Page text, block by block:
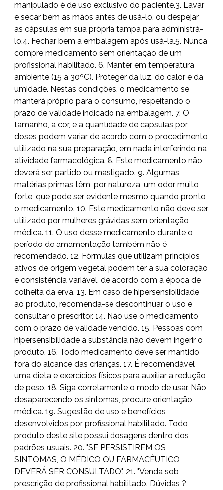
manipulado é de uso exclusivo do paciente.3. Lavar
e secar bem as mãos antes de usá-lo, ou despejar
as cápsulas em sua própria tampa para administrá-
lo.4. Fechar bem a embalagem após usá-la.5. Nunca
compre medicamento sem orientação de um
profissional habilitado. 6. Manter em temperatura
ambiente (15 a 30ºC). Proteger da luz, do calor e da
umidade. Nestas condições, o medicamento se
manterá próprio para o consumo, respeitando o
prazo de validade indicado na embalagem. 7. O
tamanho, a cor, e a quantidade de cápsulas por
doses podem variar de acordo com o procedimento
utilizado na sua preparação, em nada interferindo na
atividade farmacológica. 8. Este medicamento não
deverá ser partido ou mastigado. 9. Algumas
matérias primas têm, por natureza, um odor muito
forte, que pode ser evidente mesmo quando pronto
o medicamento. 10. Este medicamento não deve ser
utilizado por mulheres grávidas sem orientação
médica. 11. O uso desse medicamento durante o
período de amamentação também não é
recomendado. 12. Fórmulas que utilizam princípios
ativos de origem vegetal podem ter a sua coloração
e consistência variável, de acordo com a época de
colheita da erva. 13. Em caso de hipersensibilidade
ao produto, recomenda-se descontinuar o uso e
consultar o prescritor. 14. Não use o medicamento
com o prazo de validade vencido. 15. Pessoas com
hipersensibilidade à substância não devem ingerir o
produto. 16. Todo medicamento deve ser mantido
fora do alcance das crianças. 17. É recomendável
uma dieta e exercícios físicos para auxiliar a redução
de peso. 18. Siga corretamente o modo de usar. Não
desaparecendo os sintomas, procure orientação
médica. 19. Sugestão de uso e benefícios
desenvolvidos por profissional habilitado. Todo
produto deste site possui dosagens dentro dos
padrões usuais. 20. "SE PERSISTIREM OS
SINTOMAS, O MÉDICO OU FARMACÊUTICO
DEVERÁ SER CONSULTADO". 21. "Venda sob
prescrição de profissional habilitado. Dúvidas ?